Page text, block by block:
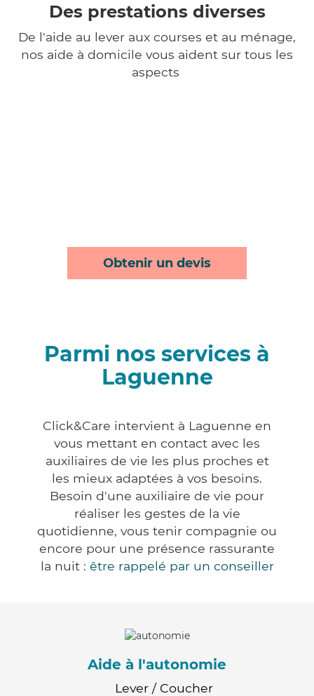
Des prestations diverses
De l'aide au lever aux courses et au ménage,
nos aide à domicile vous aident sur tous les
aspects
Obtenir un devis
Parmi nos services à
Laguenne
Click&Care intervient à Laguenne en
vous mettant en contact avec les
auxiliaires de vie les plus proches et
les mieux adaptées à vos besoins.
Besoin d'une auxiliaire de vie pour
réaliser les gestes de la vie
quotidienne, vous tenir compagnie ou
encore pour une présence rassurante
la nuit : être rappelé par un conseiller
Aide à l'autonomie
Lever / Coucher